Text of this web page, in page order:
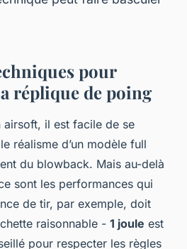
pour
réplique de poing
airsoft, il est facile de se
réalisme d’un modèle full
du blowback. Mais au-delà
sont les performances qui
de tir, par exemple, doit
raisonnable - 1 joule est
pour respecter les règles